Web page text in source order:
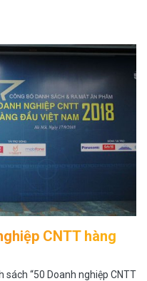
CNTT hàng
“50 Doanh nghiệp CNTT